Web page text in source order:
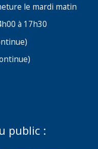
le mardi matin
à 17h30
public :